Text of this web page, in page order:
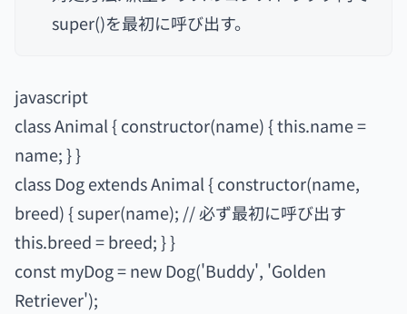
super()を最初に呼び出す。
javascript
class Animal { constructor(name) { this.name =
name; } }
class Dog extends Animal { constructor(name,
breed) { super(name); // 必ず最初に呼び出す
this.breed = breed; } }
const myDog = new Dog('Buddy', 'Golden
Retriever');